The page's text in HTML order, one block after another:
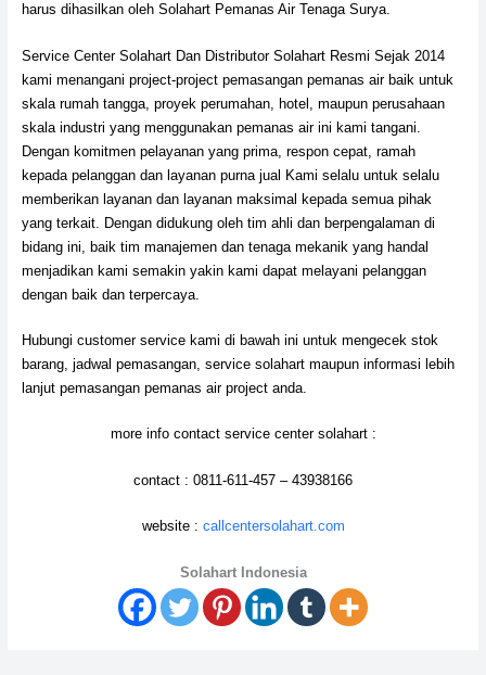
harus dihasilkan oleh Solahart Pemanas Air Tenaga Surya.
Service Center Solahart Dan Distributor Solahart Resmi Sejak 2014
kami menangani project-project pemasangan pemanas air baik untuk
skala rumah tangga, proyek perumahan, hotel, maupun perusahaan
skala industri yang menggunakan pemanas air ini kami tangani.
Dengan komitmen pelayanan yang prima, respon cepat, ramah
kepada pelanggan dan layanan purna jual Kami selalu untuk selalu
memberikan layanan dan layanan maksimal kepada semua pihak
yang terkait. Dengan didukung oleh tim ahli dan berpengalaman di
bidang ini, baik tim manajemen dan tenaga mekanik yang handal
menjadikan kami semakin yakin kami dapat melayani pelanggan
dengan baik dan terpercaya.
Hubungi customer service kami di bawah ini untuk mengecek stok
barang, jadwal pemasangan, service solahart maupun informasi lebih
lanjut pemasangan pemanas air project anda.
more info contact service center solahart :
contact : 0811-611-457 – 43938166
website : callcentersolahart.com
Solahart Indonesia